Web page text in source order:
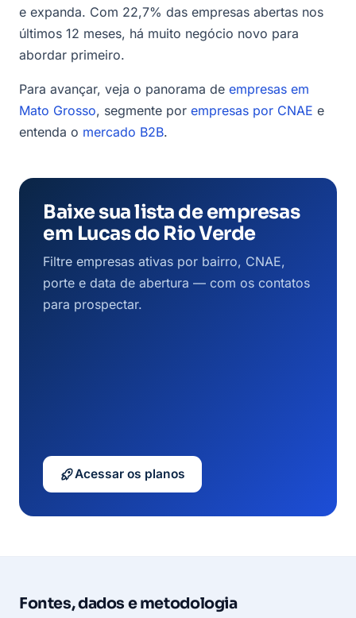
e expanda. Com 22,7% das empresas abertas nos
últimos 12 meses, há muito negócio novo para
abordar primeiro.
Para avançar, veja o panorama de empresas em
Mato Grosso, segmente por empresas por CNAE e
entenda o mercado B2B.
Baixe sua lista de empresas
em Lucas do Rio Verde
Filtre empresas ativas por bairro, CNAE,
porte e data de abertura — com os contatos
para prospectar.
Acessar os planos
Fontes, dados e metodologia